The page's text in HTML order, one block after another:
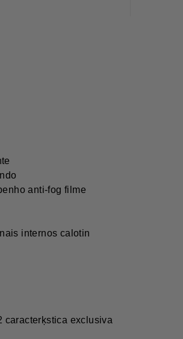
anti-fog filme
internos calotin
caracterķstica exclusiva